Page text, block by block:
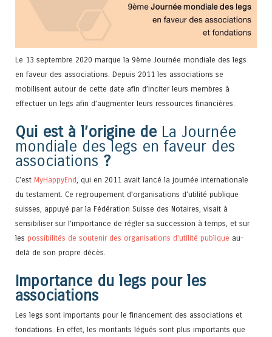
Le 13 septembre 2020 marque la 9ème Journée mondiale des legs
en faveur des associations. Depuis 2011 les associations se
mobilisent autour de cette date afin d’inciter leurs membres à
effectuer un legs afin d’augmenter leurs ressources financières.
Qui est à l’origine de La Journée
mondiale des legs en faveur des
associations ?
C’est MyHappyEnd, qui en 2011 avait lancé la journée internationale
du testament. Ce regroupement d’organisations d’utilité publique
suisses, appuyé par la Fédération Suisse des Notaires, visait à
sensibiliser sur l’importance de régler sa succession à temps, et sur
les possibilités de soutenir des organisations d’utilité publique au-
delà de son propre décès.
Importance du legs pour les
associations
Les legs sont importants pour le financement des associations et
fondations. En effet, les montants légués sont plus importants que